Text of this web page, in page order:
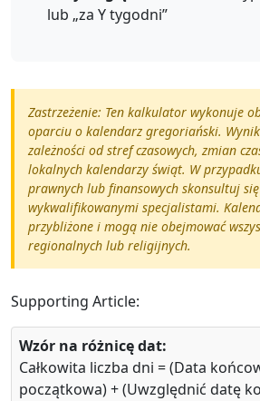
lub „za Y tygodni”
Zastrzeżenie: Ten kalkulator wykonuje
oparciu o kalendarz gregoriański.
zależności od stref czasowych, zmian
lokalnych kalendarzy świąt. W
prawnych lub finansowych skonsultuj
wykwalifikowanymi specjalistami.
przybliżone i mogą nie obejmować
regionalnych lub religijnych.
Supporting Article:
Wzór na różnicę dat:
Całkowita liczba dni = (Data
początkowa) + (Uwzględnić datę